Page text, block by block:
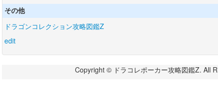
その他
ドラゴンコレクション攻略図鑑Z
edit
Copyright © ドラコレポーカー攻略図鑑Z. All